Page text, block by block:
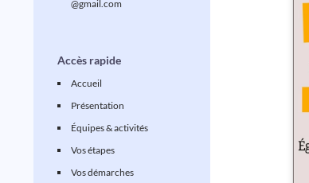
@gmail.com
Accès rapide
Accueil
Présentation
Équipes & activités
Vos étapes
Vos démarches